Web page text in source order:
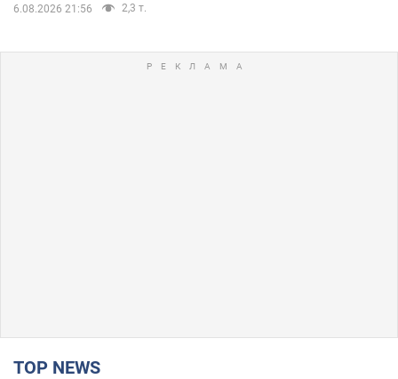
6.08.2026 21:56 2,3 т.
TOP NEWS